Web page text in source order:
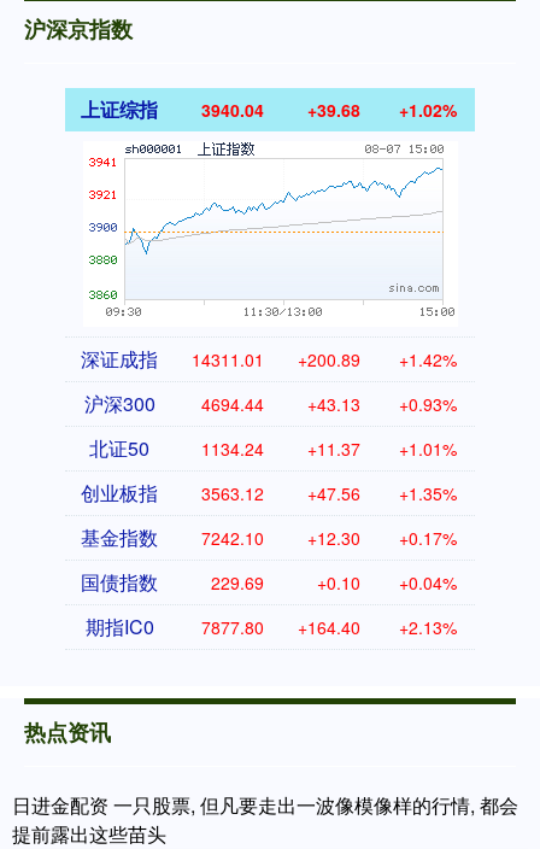
沪深京指数
上证综指 3940.04 +39.68 +1.02%
深证成指 14311.01 +200.89 +1.42%
沪深300 4694.44 +43.13 +0.93%
北证50 1134.24 +11.37 +1.01%
创业板指 3563.12 +47.56 +1.35%
基金指数 7242.10 +12.30 +0.17%
国债指数 229.69 +0.10 +0.04%
期指IC0 7877.80 +164.40 +2.13%
热点资讯
日进金配资 一只股票, 但凡要走出一波像模像样的行情, 都会
提前露出这些苗头